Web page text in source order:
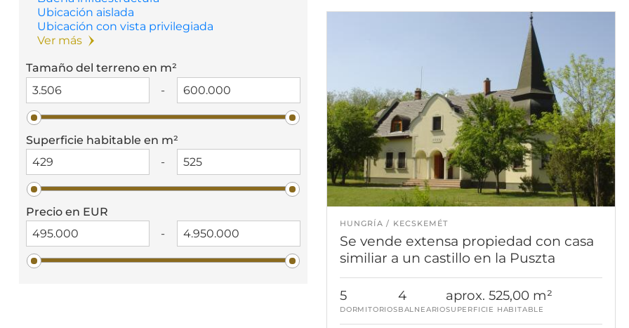
Ubicación aislada
Ubicación con vista privilegiada
Ver más
Tamaño del terreno en m²
-
Superficie habitable en m²
-
Precio en EUR
-
HUNGRÍA KECSKEMÉT
Se vende extensa propiedad con casa
similiar a un castillo en la Puszta
5
DORMITORIOS
4
BALNEARIO
aprox. 525,00 m²
SUPERFICIE HABITABLE